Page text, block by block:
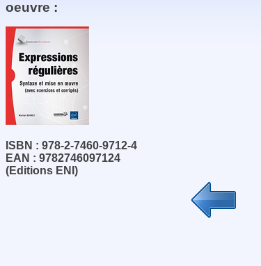
oeuvre :
ISBN : 978-2-7460-9712-4
EAN : 9782746097124
(Editions ENI)